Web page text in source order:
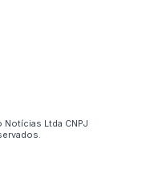
Ltda CNPJ